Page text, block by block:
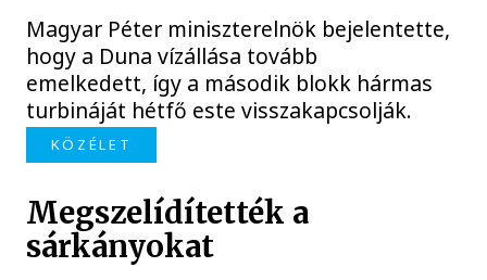
Magyar Péter miniszterelnök bejelentette,
hogy a Duna vízállása tovább
emelkedett, így a második blokk hármas
turbináját hétfő este visszakapcsolják.
KÖZÉLET
Megszelídítették a
sárkányokat